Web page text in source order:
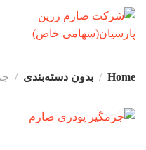
Home بدون دسته‌بندی